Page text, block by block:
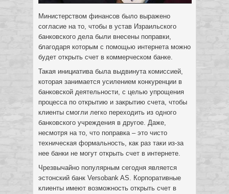
Министерством финансов было выражено
согласие на то, чтобы в устав Израильского
банковского дела были внесены поправки,
благодаря которым с помощью интернета можно
будет открыть счет в коммерческом банке.
Такая инициатива была выдвинута комиссией,
которая занимается усилением конкуренции в
банковской деятельности, с целью упрощения
процесса по открытию и закрытию счета, чтобы
клиенты смогли легко переходить из одного
банковского учреждения в другое. Даже,
несмотря на то, что поправка – это чисто
техническая формальность, как раз таки из-за
нее банки не могут открыть счет в интернете.
Чрезвычайно популярным сегодня является
эстонский банк Versobank AS. Корпоративные
клиенты имеют возможность открыть счет в